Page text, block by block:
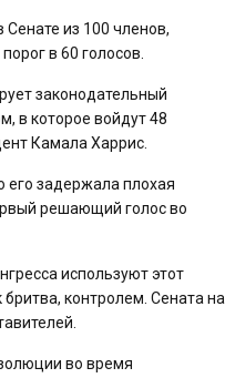
из 100 членов,
в 60 голосов.
законодательный
в которое войдут 48
Камала Харрис.
его задержала плохая
решающий голос во
используют этот
контролем. Сената на
во время